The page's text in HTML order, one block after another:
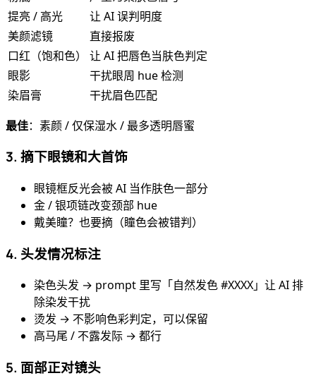
提亮 / 高光
让 AI 误判明度
美颜滤镜
直接报废
口红（饱和色）
让 AI 把唇色当肤色判定
眼影
干扰眼周 hue 检测
染眉膏
干扰眉色匹配
最佳：素颜 / 仅保湿水 / 最多透明唇蜜
3. 摘下眼镜和大首饰
眼镜框反光会被 AI 当作肤色一部分
金 / 银项链改变颈部 hue
戴美瞳？也要摘（瞳色会被错判）
4. 头发情况标注
染色头发 → prompt 里写「自然发色 #XXXX」让 AI 排
除染发干扰
烫发 → 不影响色彩判定，可以保留
高马尾 / 不露发际 → 都行
5. 面部正对镜头